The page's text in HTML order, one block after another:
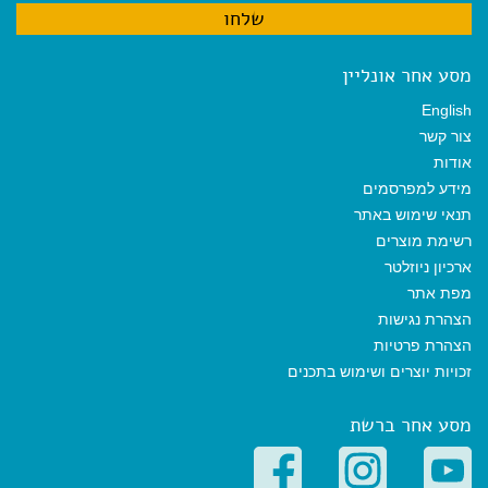
מסע אחר אונליין
English
צור קשר
אודות
מידע למפרסמים
תנאי שימוש באתר
רשימת מוצרים
ארכיון ניוזלטר
מפת אתר
הצהרת נגישות
הצהרת פרטיות
זכויות יוצרים ושימוש בתכנים
מסע אחר ברשת